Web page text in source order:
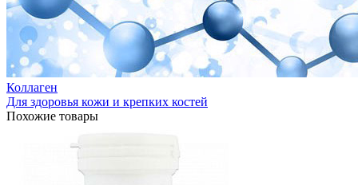
Коллаген
Для здоровья кожи и крепких костей
Похожие товары